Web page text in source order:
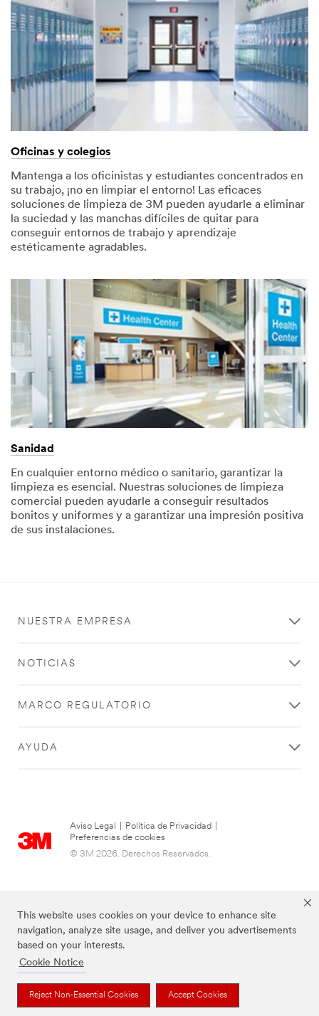
This website uses cookies on your device to enhance site
navigation, analyze site usage, and deliver you advertisements
based on your interests.
Cookie Notice
Reject Non-Essential Cookies Accept Cookies
Oficinas y colegios
Mantenga a los oficinistas y estudiantes concentrados en
su trabajo, ¡no en limpiar el entorno! Las eficaces
soluciones de limpieza de 3M pueden ayudarle a eliminar
la suciedad y las manchas difíciles de quitar para
conseguir entornos de trabajo y aprendizaje
estéticamente agradables.
Sanidad
En cualquier entorno médico o sanitario, garantizar la
limpieza es esencial. Nuestras soluciones de limpieza
comercial pueden ayudarle a conseguir resultados
bonitos y uniformes y a garantizar una impresión positiva
de sus instalaciones.
NUESTRA EMPRESA
NOTICIAS
MARCO REGULATORIO
AYUDA
Aviso Legal Política de Privacidad
Preferencias de cookies
© 3M 2026. Derechos Reservados.
Las marcas mencionadas arriba son Marcas Registradas de 3M.